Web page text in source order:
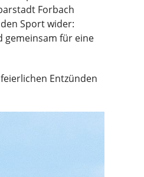
Forbach
Sport wider:
gemeinsam für eine
Entzünden